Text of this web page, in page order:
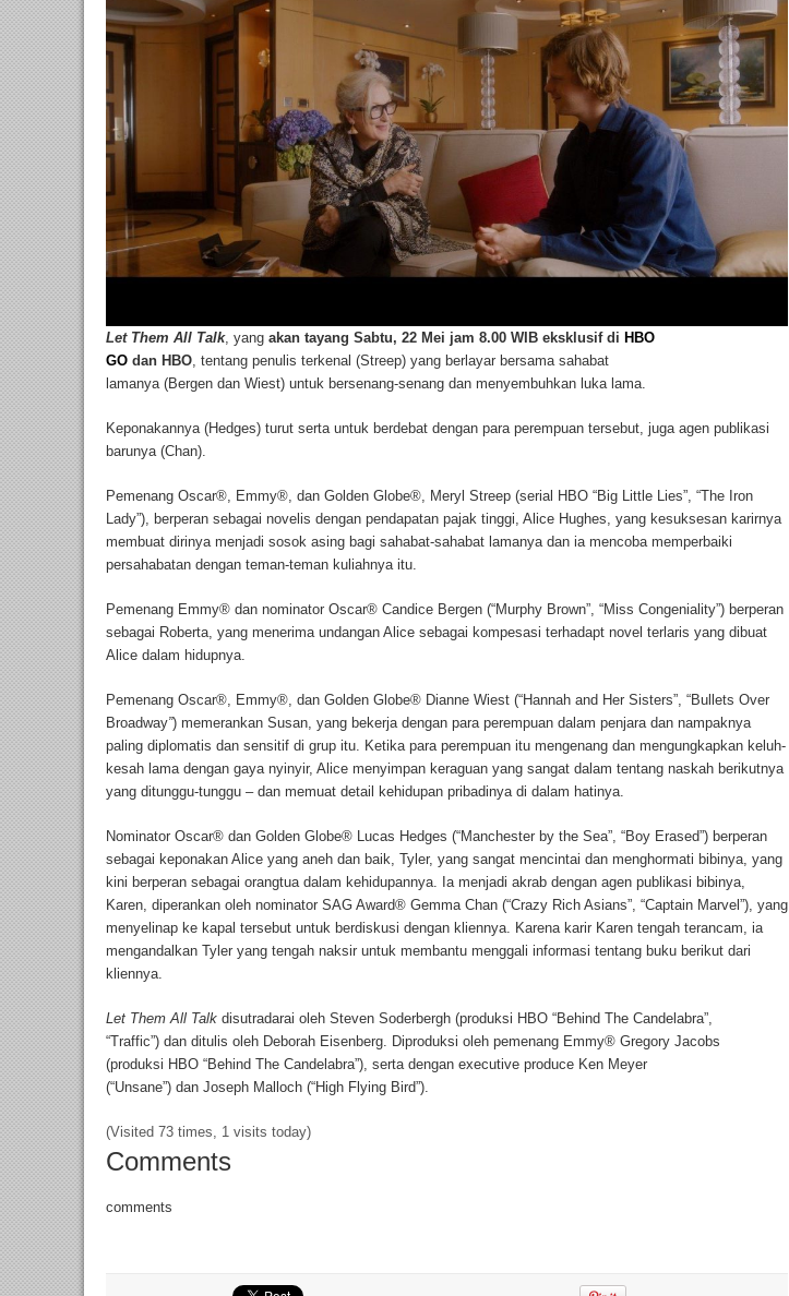
Let Them All Talk, yang akan tayang Sabtu, 22 Mei jam 8.00 WIB eksklusif di HBO
GO dan HBO , tentang penulis terkenal (Streep) yang berlayar bersama sahabat
lamanya (Bergen dan Wiest) untuk bersenang-senang dan menyembuhkan luka lama.
Keponakannya (Hedges) turut serta untuk berdebat dengan para perempuan tersebut, juga agen publikasi
barunya (Chan).
Pemenang Oscar® , Emmy® , dan Golden Globe® , Meryl Streep (serial HBO “Big Little Lies”, “The Iron
Lady”), berperan sebagai novelis dengan pendapatan pajak tinggi, Alice Hughes, yang kesuksesan karirnya
membuat dirinya menjadi sosok asing bagi sahabat-sahabat lamanya dan ia mencoba memperbaiki
persahabatan dengan teman-teman kuliahnya itu.
Pemenang Emmy® dan nominator Oscar® Candice Bergen (“Murphy Brown”, “Miss Congeniality”) berperan
sebagai Roberta, yang menerima undangan Alice sebagai kompesasi terhadapt novel terlaris yang dibuat
Alice dalam hidupnya.
Pemenang Oscar® , Emmy® , dan Golden Globe® Dianne Wiest (“Hannah and Her Sisters”, “Bullets Over
Broadway”) memerankan Susan, yang bekerja dengan para perempuan dalam penjara dan nampaknya
paling diplomatis dan sensitif di grup itu. Ketika para perempuan itu mengenang dan mengungkapkan keluh-
kesah lama dengan gaya nyinyir, Alice menyimpan keraguan yang sangat dalam tentang naskah berikutnya
yang ditunggu-tunggu – dan memuat detail kehidupan pribadinya di dalam hatinya.
Nominator Oscar® dan Golden Globe® Lucas Hedges (“Manchester by the Sea”, “Boy Erased”) berperan
sebagai keponakan Alice yang aneh dan baik, Tyler, yang sangat mencintai dan menghormati bibinya, yang
kini berperan sebagai orangtua dalam kehidupannya. Ia menjadi akrab dengan agen publikasi bibinya,
Karen, diperankan oleh nominator SAG Award® Gemma Chan (“Crazy Rich Asians”, “Captain Marvel”), yang
menyelinap ke kapal tersebut untuk berdiskusi dengan kliennya. Karena karir Karen tengah terancam, ia
mengandalkan Tyler yang tengah naksir untuk membantu menggali informasi tentang buku berikut dari
kliennya.
Let Them All Talk disutradarai oleh Steven Soderbergh (produksi HBO “Behind The Candelabra”,
“Traffic”) dan ditulis oleh Deborah Eisenberg. Diproduksi oleh pemenang Emmy® Gregory Jacobs
(produksi HBO “Behind The Candelabra”), serta dengan executive produce Ken Meyer
(“Unsane”) dan Joseph Malloch (“High Flying Bird”).
(Visited 73 times, 1 visits today)
Comments
comments